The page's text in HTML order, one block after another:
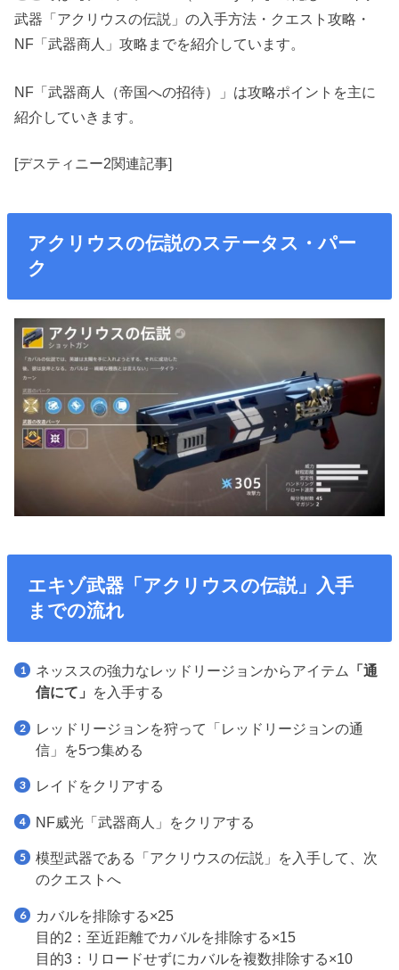
武器「アクリウスの伝説」の入手方法・クエスト攻略・
NF「武器商人」攻略までを紹介しています。
NF「武器商人（帝国への招待）」は攻略ポイントを主に
紹介していきます。
[デスティニー2関連記事]
アクリウスの伝説のステータス・パー
ク
エキゾ武器「アクリウスの伝説」入手
までの流れ
ネッススの強力なレッドリージョンからアイテム 「通
信にて」
を入手する
レッドリージョンを狩って「レッドリージョンの通
信」を5つ集める
レイドをクリアする
NF威光「武器商人」をクリアする
模型武器である「アクリウスの伝説」を入手して、次
のクエストへ
カバルを排除する×25
目的2：至近距離でカバルを排除する×15
目的3：リロードせずにカバルを複数排除する×10